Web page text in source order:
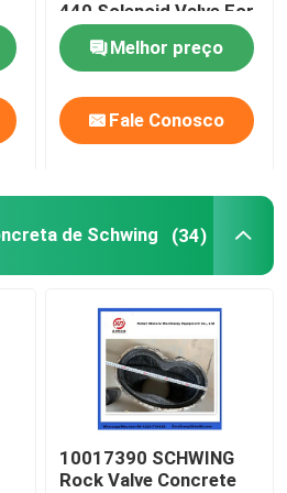
de Putzmeister
de Schwing
440 Solenoid Valve For
Concrete Pump
Melhor preço
Fale Conosco
de Schwing (34)
10017390 SCHWING
Rock Valve Concrete